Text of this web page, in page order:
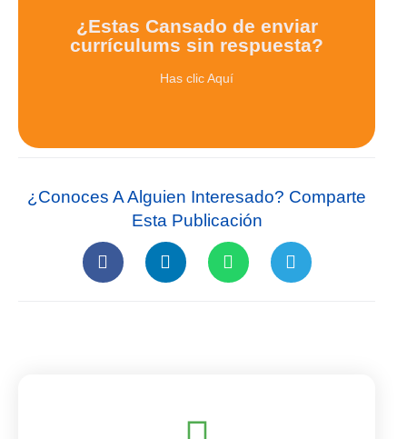
¿Estas Cansado de enviar
currículums sin respuesta?
Has clic Aquí
Agenda un Zoom Gratuito
¿Conoces A Alguien Interesado? Comparte
Esta Publicación